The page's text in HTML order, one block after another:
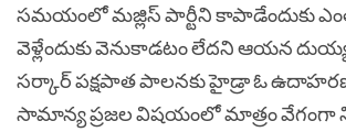
సమయంలో మజ్లిస్ పార్టీని కాపాడేందుకు
వెళ్లేందుకు వెనుకాడటం లేదని ఆయన
సర్కార్ పక్షపాత పాలనకు హైడ్రా ఓ
సామాన్య ప్రజల విషయంలో మాత్రం వేగంగా